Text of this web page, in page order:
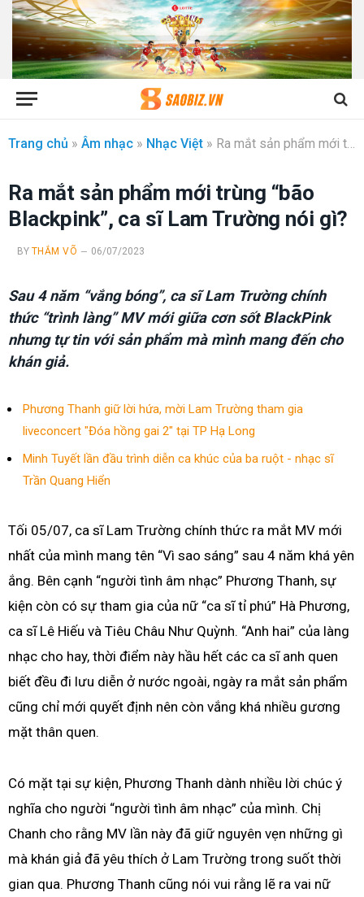
Trang chủ » Âm nhạc » Nhạc Việt » Ra mắt sản phẩm mới trùng “bão Blackpink”, ca sĩ Lam Trường nói gì?
Ra mắt sản phẩm mới trùng “bão
Blackpink”, ca sĩ Lam Trường nói gì?
BY THẮM VÕ 06/07/2023
Sau 4 năm “vắng bóng”, ca sĩ Lam Trường chính
thức “trình làng” MV mới giữa cơn sốt BlackPink
nhưng tự tin với sản phẩm mà mình mang đến cho
khán giả.
Phương Thanh giữ lời hứa, mời Lam Trường tham gia
liveconcert "Đóa hồng gai 2" tại TP Hạ Long
Minh Tuyết lần đầu trình diễn ca khúc của ba ruột - nhạc sĩ
Trần Quang Hiển
Tối 05/07, ca sĩ Lam Trường chính thức ra mắt MV mới
nhất của mình mang tên “Vì sao sáng” sau 4 năm khá yên
ắng. Bên cạnh “người tình âm nhạc” Phương Thanh, sự
kiện còn có sự tham gia của nữ “ca sĩ tỉ phú” Hà Phương,
ca sĩ Lê Hiếu và Tiêu Châu Như Quỳnh. “Anh hai” của làng
nhạc cho hay, thời điểm này hầu hết các ca sĩ anh quen
biết đều đi lưu diễn ở nước ngoài, ngày ra mắt sản phẩm
cũng chỉ mới quyết định nên còn vắng khá nhiều gương
mặt thân quen.
Có mặt tại sự kiện, Phương Thanh dành nhiều lời chúc ý
nghĩa cho người “người tình âm nhạc” của mình. Chị
Chanh cho rằng MV lần này đã giữ nguyên vẹn những gì
mà khán giả đã yêu thích ở Lam Trường trong suốt thời
gian qua. Phương Thanh cũng nói vui rằng lẽ ra vai nữ